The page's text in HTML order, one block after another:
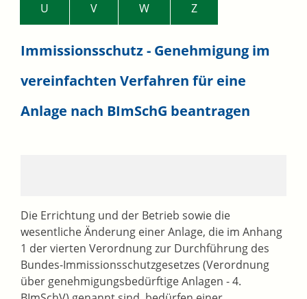
U V W Z
Immissionsschutz - Genehmigung im
vereinfachten Verfahren für eine
Anlage nach BImSchG beantragen
Die Errichtung und der Betrieb sowie die
wesentliche Änderung einer Anlage, die im Anhang
1 der vierten Verordnung zur Durchführung des
Bundes-Immissionsschutzgesetzes (Verordnung
über genehmigungsbedürftige Anlagen - 4.